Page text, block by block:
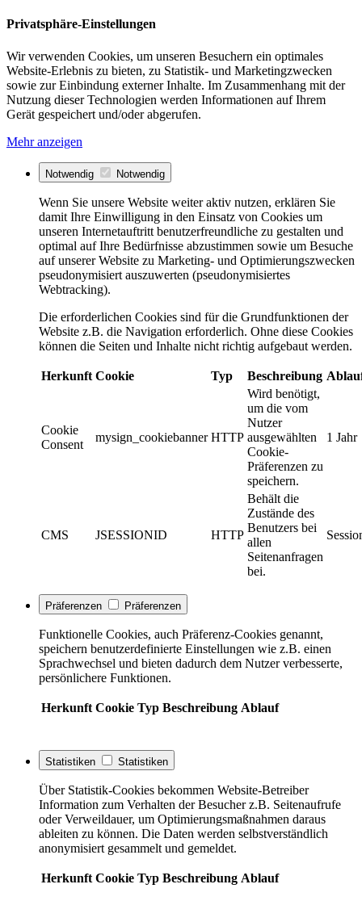
Privatsphäre-Einstellungen
Wir verwenden Cookies, um unseren Besuchern ein optimales
Website-Erlebnis zu bieten, zu Statistik- und Marketingzwecken
sowie zur Einbindung externer Inhalte. Im Zusammenhang mit der
Nutzung dieser Technologien werden Informationen auf Ihrem
Gerät gespeichert und/oder abgerufen.
Mehr anzeigen
Notwendig Notwendig
Wenn Sie unsere Website weiter aktiv nutzen, erklären Sie
damit Ihre Einwilligung in den Einsatz von Cookies um
unseren Internetauftritt benutzerfreundliche zu gestalten und
optimal auf Ihre Bedürfnisse abzustimmen sowie um Besuche
auf unserer Website zu Marketing- und Optimierungszwecken
pseudonymisiert auszuwerten (pseudonymisiertes
Webtracking).
Die erforderlichen Cookies sind für die Grundfunktionen der
Website z.B. die Navigation erforderlich. Ohne diese Cookies
können die Seiten und Inhalte nicht richtig aufgebaut werden.
Herkunft Cookie Typ Beschreibung
Cookie
Consent
mysign_cookiebanner HTTP
Wird benötigt,
um die vom
Nutzer
ausgewählten
Cookie-
Präferenzen zu
speichern.
1 Jahr
CMS JSESSIONID HTTP
Behält die
Zustände des
Benutzers bei
allen
Seitenanfragen
bei.
Präferenzen Präferenzen
Funktionelle Cookies, auch Präferenz-Cookies genannt,
speichern benutzerdefinierte Einstellungen wie z.B. einen
Sprachwechsel und bieten dadurch dem Nutzer verbesserte,
persönlichere Funktionen.
Herkunft Cookie Typ Beschreibung Ablauf
Statistiken Statistiken
Über Statistik-Cookies bekommen Website-Betreiber
Information zum Verhalten der Besucher z.B. Seitenaufrufe
oder Verweildauer, um Optimierungsmaßnahmen daraus
ableiten zu können. Die Daten werden selbstverständlich
anonymisiert gesammelt und gemeldet.
Herkunft Cookie Typ Beschreibung Ablauf